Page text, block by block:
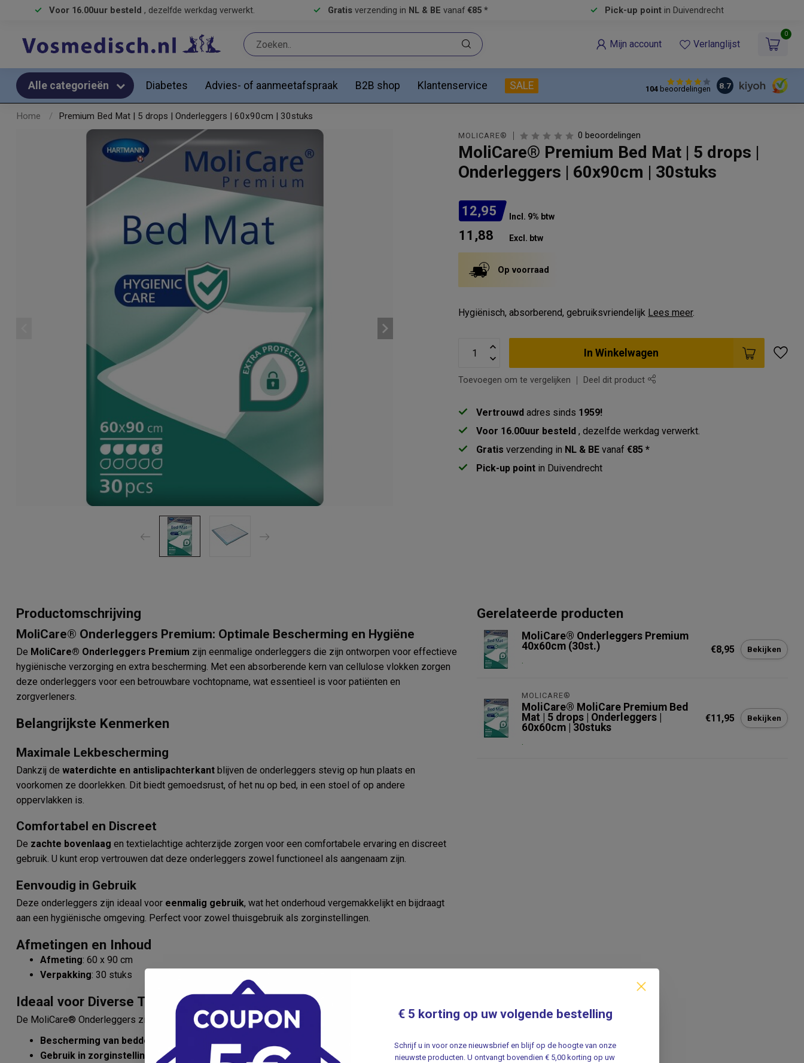
Voor 16.00uur besteld , dezelfde werkdag verwerkt. Gratis verzending in NL & BE vanaf €85 * Pick-up pointin Duivendrecht
Mijn account Verlanglijst
0
Alle categorieën Diabetes Advies- of aanmeetafspraak B2B shop Klantenservice SALE 104beoordelingen 8.7
Home / ​Premium Bed Mat | 5 drops | Onderleggers | 60x90cm | 30stuks
​MOLICARE® 0 beoordelingen
​MoliCare® ​Premium Bed Mat | 5 drops |
Onderleggers | 60x90cm | 30stuks
12,95 Incl. 9% btw
11,88 Excl. btw
Op voorraad
Hygiënisch, absorberend, gebruiksvriendelijk Lees meer.
In Winkelwagen
Toevoegen om te vergelijken Deel dit product
Vertrouwd adres sinds 1959!
Voor 16.00uur besteld, dezelfde werkdag verwerkt.
Gratis verzending in NL & BE vanaf€85 *
Pick-up point in Duivendrecht
Productomschrijving
MoliCare® Onderleggers Premium: Optimale Bescherming en Hygiëne
De MoliCare® Onderleggers Premium zijn eenmalige onderleggers die zijn ontworpen voor effectieve
hygiënische verzorging en extra bescherming. Met een absorberende kern van cellulose vlokken zorgen
deze onderleggers voor een betrouwbare vochtopname, wat essentieel is voor patiënten en
zorgverleners.
Belangrijkste Kenmerken
Maximale Lekbescherming
Dankzij de waterdichte en antislipachterkant blijven de onderleggers stevig op hun plaats en
voorkomen ze doorlekken. Dit biedt gemoedsrust, of het nu op bed, in een stoel of op andere
oppervlakken is.
Comfortabel en Discreet
De zachte bovenlaag en textielachtige achterzijde zorgen voor een comfortabele ervaring en discreet
gebruik. U kunt erop vertrouwen dat deze onderleggers zowel functioneel als aangenaam zijn.
Eenvoudig in Gebruik
Deze onderleggers zijn ideaal voor eenmalig gebruik, wat het onderhoud vergemakkelijkt en bijdraagt
aan een hygiënische omgeving. Perfect voor zowel thuisgebruik als zorginstellingen.
Afmetingen en Inhoud
Afmeting: 60 x 90 cm
Verpakking: 30 stuks
Ideaal voor Diverse Toepassingen
De MoliCare® Onderleggers zijn perfect voor:
Bescherming van bedden, stoelen en meubels
Gebruik in zorginstellingen, waar hygiëne en comfort essentieel zijn.
Gerelateerde producten
​MoliCare® Onderleggers Premium
40x60cm (30st.)
.
€8,95 Bekijken
​MOLICARE®
​MoliCare® ​MoliCare Premium Bed
Mat | 5 drops | Onderleggers |
60x60cm | 30stuks
.
€11,95 Bekijken
€ 5 korting op uw volgende bestelling
Schrijf u in voor onze nieuwsbrief en blijf op de hoogte van onze
nieuwste producten. U ontvangt bovendien € 5,00 korting op uw